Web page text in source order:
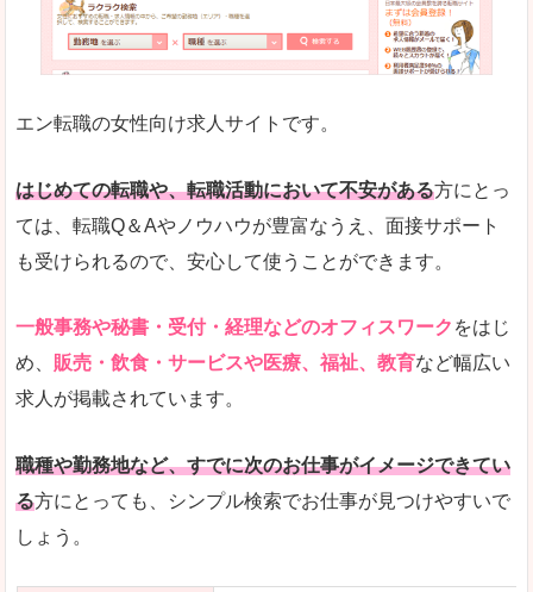
専門性が強い部分があるので、逆に一般的なお仕
詳しい説明
とにかく、女性ならではの職種の専門性が高いの
また、アパレル・コスメ、エステ・ネイル・美容
人気度
専門性が高いので、これらのお仕事に転職を考
リクルートグループなので、大手という安心感も
使いやすさ
検索がしやすく、求人詳細にも画像やイラストな
エン転職の女性向け求人サイトです。
はじめての転職や、転職活動において不安がある方にとっ
ては、転職Q＆Aやノウハウが豊富なうえ、面接サポート
も受けられるので、安心して使うことができます。
一般事務や秘書・受付・経理などのオフィスワーク をはじ
め、 販売・飲食・サービスや医療、福祉、教育など幅広い
求人が掲載されています。
職種や勤務地など、すでに次のお仕事がイメージできてい
る方にとっても、シンプル検索でお仕事が見つけやすいで
しょう。